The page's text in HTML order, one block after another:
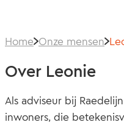
Home Onze mensen
Over Leonie
Als adviseur bij
inwoners, die